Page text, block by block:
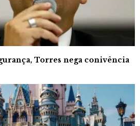
Torres nega conivência